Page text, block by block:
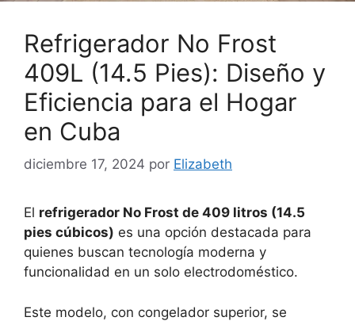
Refrigerador No Frost
409L (14.5 Pies): Diseño y
Eficiencia para el Hogar
en Cuba
diciembre 17, 2024 por Elizabeth
El refrigerador No Frost de 409 litros (14.5
pies cúbicos) es una opción destacada para
quienes buscan tecnología moderna y
funcionalidad en un solo electrodoméstico.
Este modelo, con congelador superior, se